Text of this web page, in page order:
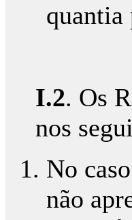
quantia
I.2. Os
nos
No
não